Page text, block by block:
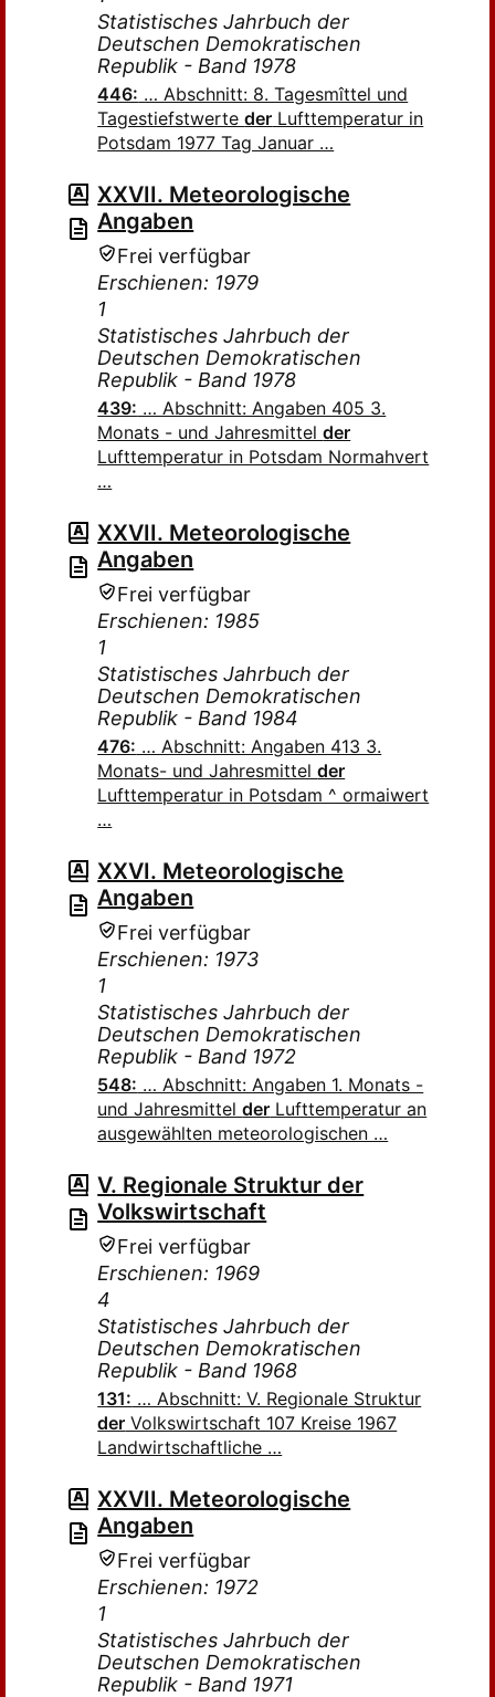
Statistisches Jahrbuch der
Deutschen Demokratischen
Republik - Band 1978
446: … Abschnitt: 8. Tagesmîttel und
Tagestiefstwerteder Lufttemperatur in
Potsdam 1977 Tag Januar …
XXVII. Meteorologische
Angaben
Frei verfügbar
Erschienen: 1979
1
Statistisches Jahrbuch der
Deutschen Demokratischen
Republik - Band 1978
439: … Abschnitt: Angaben 405 3.
Monats - und Jahresmittelder
Lufttemperatur in Potsdam Normahvert
…
XXVII. Meteorologische
Angaben
Frei verfügbar
Erschienen: 1985
1
Statistisches Jahrbuch der
Deutschen Demokratischen
Republik - Band 1984
476: … Abschnitt: Angaben 413 3.
Monats- und Jahresmittelder
Lufttemperatur in Potsdam ^ ormaiwert
…
XXVI. Meteorologische
Angaben
Frei verfügbar
Erschienen: 1973
1
Statistisches Jahrbuch der
Deutschen Demokratischen
Republik - Band 1972
548: … Abschnitt: Angaben 1. Monats -
und Jahresmittelder Lufttemperatur an
ausgewählten meteorologischen …
V. Regionale Struktur der
Volkswirtschaft
Frei verfügbar
Erschienen: 1969
4
Statistisches Jahrbuch der
Deutschen Demokratischen
Republik - Band 1968
131: … Abschnitt: V. Regionale Struktur
der Volkswirtschaft 107 Kreise 1967
Landwirtschaftliche …
XXVII. Meteorologische
Angaben
Frei verfügbar
Erschienen: 1972
1
Statistisches Jahrbuch der
Deutschen Demokratischen
Republik - Band 1971